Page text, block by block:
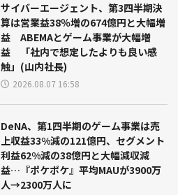
サイバーエージェント、第3四半期決
算は営業益38％増の674億円と大幅増
益 ABEMAとゲーム事業が大幅増
益 「社内で想定したよりも良い感
触」(山内社長)
2026.08.07 16:58
DeNA、第1四半期のゲーム事業は売
上収益33%減の121億円、セグメント
利益62%減の38億円と大幅減収減
益…『ポケポケ』平均MAUが3900万
人→2300万人に